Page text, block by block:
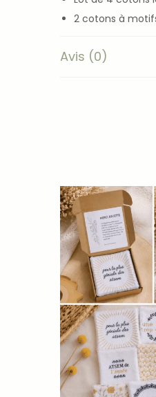
2 cotons à
Signature
Un cadeau utile,
Vous hésitez
Avis (0)